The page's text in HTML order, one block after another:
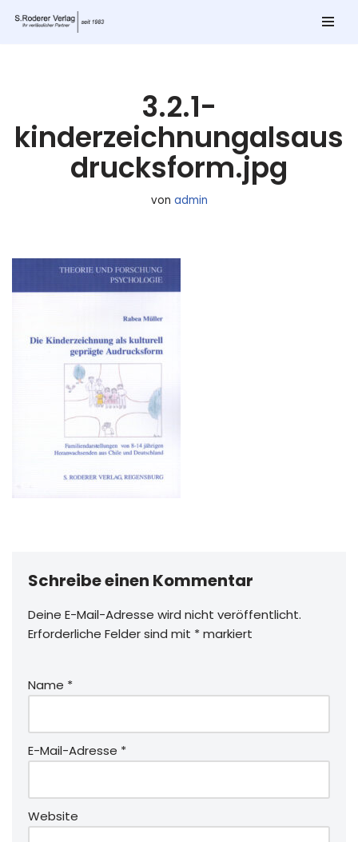
3.2.1-
kinderzeichnungalsaus
drucksform.jpg
von admin
Schreibe einen Kommentar
Deine E-Mail-Adresse wird nicht veröffentlicht.
Erforderliche Felder sind mit *markiert
Name *
E-Mail-Adresse *
Website